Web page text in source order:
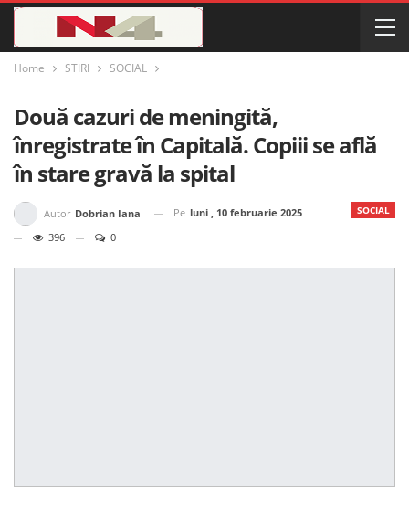
Home STIRI SOCIAL
Două cazuri de meningită,
înregistrate în Capitală. Copiii se află
în stare gravă la spital
SOCIAL
Autor Dobrian Iana Pe luni , 10 februarie 2025
396
0